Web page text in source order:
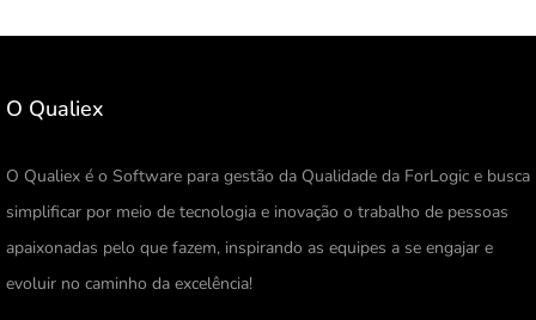
O Qualiex
O Qualiex é o Software para gestão da Qualidade da ForLogic e busca
simplificar por meio de tecnologia e inovação o trabalho de pessoas
apaixonadas pelo que fazem, inspirando as equipes a se engajar e
evoluir no caminho da excelência!